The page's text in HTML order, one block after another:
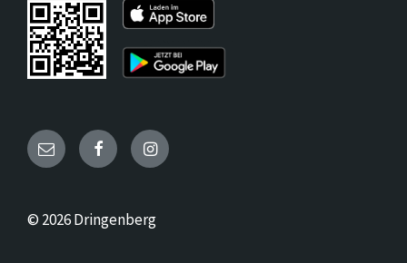
Email FacebookInstagram
© 2026 Dringenberg